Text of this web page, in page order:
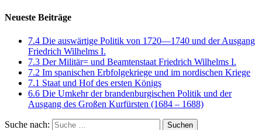
Neueste Beiträge
7.4 Die auswärtige Politik von 1720—1740 und der Ausgang
Friedrich Wilhelms I.
7.3 Der Militär= und Beamtenstaat Friedrich Wilhelms I.
7.2 Im spanischen Erbfolgekriege und im nordischen Kriege
7.1 Staat und Hof des ersten Königs
6.6 Die Umkehr der brandenburgischen Politik und der
Ausgang des Großen Kurfürsten (1684 – 1688)
Suche nach: Suchen